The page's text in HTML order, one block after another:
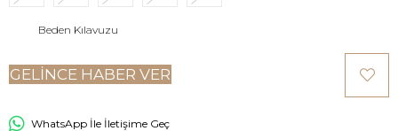
Beden Kılavuzu
GELINCE HABER VER
WhatsApp İle İletişime Geç